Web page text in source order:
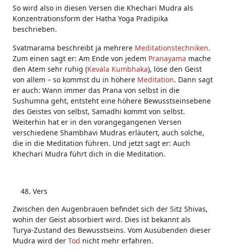
So wird also in diesen Versen die Khechari Mudra als
Konzentrationsform der Hatha Yoga Pradipika
beschrieben.
Svatmarama beschreibt ja mehrere Meditationstechniken.
Zum einen sagt er: Am Ende von jedem Pranayama mache
den Atem sehr ruhig (Kevala Kumbhaka), löse den Geist
von allem – so kommst du in höhere Meditation. Dann sagt
er auch: Wann immer das Prana von selbst in die
Sushumna geht, entsteht eine höhere Bewusstseinsebene
des Geistes von selbst, Samadhi kommt von selbst.
Weiterhin hat er in den vorangegangenen Versen
verschiedene Shambhavi Mudras erläutert, auch solche,
die in die Meditation führen. Und jetzt sagt er: Auch
Khechari Mudra führt dich in die Meditation.
Vers
Zwischen den Augenbrauen befindet sich der Sitz Shivas,
wohin der Geist absorbiert wird. Dies ist bekannt als
Turya-Zustand des Bewusstseins. Vom Ausübenden dieser
Mudra wird der Tod nicht mehr erfahren.